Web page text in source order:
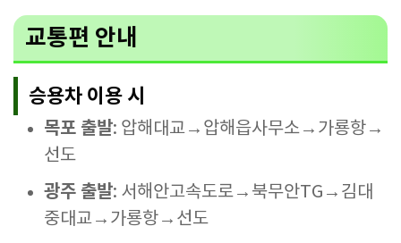
교통편 안내
승용차 이용 시
목포 출발: 압해대교→압해읍사무소→가룡항→
선도
광주 출발: 서해안고속도로→북무안TG→김대
중대교→가룡항→선도